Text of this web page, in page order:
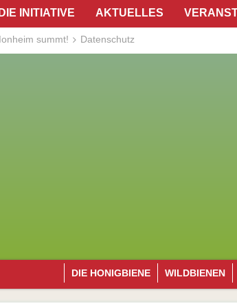
DIE INITIATIVE AKTUELLES
summt! Datenschutz
DIE HONIGBIENE WILDBIENEN